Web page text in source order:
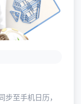
至手机日历，